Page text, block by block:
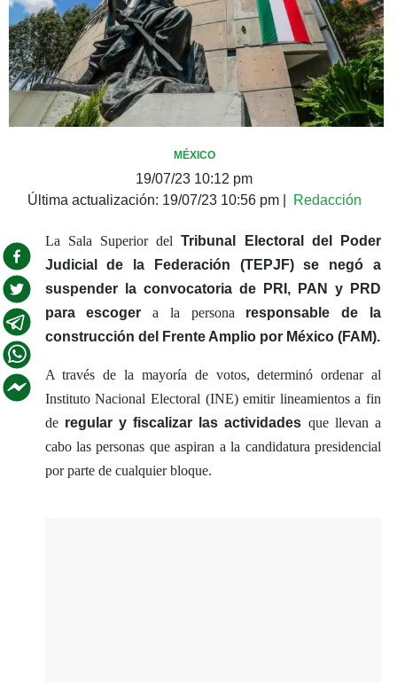
MÉXICO
19/07/23 10:12 pm
Última actualización: 19/07/23 10:56 pm| Redacción
La Sala Superior delTribunal Electoral del Poder
Judicial de la Federación (TEPJF)
se negó a
suspender la convocatoria de PRI, PAN y PRD
para escoger a la persona responsable de la
construcción del Frente Amplio por México (FAM).
A través de la mayoría de votos, determinó ordenar al
Instituto Nacional Electoral (INE) emitir lineamientos a fin
de regular y fiscalizar las actividades que llevan a
cabo las personas que aspiran a la candidatura presidencial
por parte de cualquier bloque.